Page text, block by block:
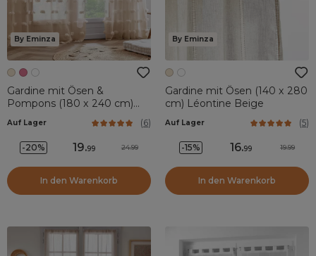
By Eminza
Gardine mit Ösen &
Pompons (180 x 240 cm)
Auf Lager (6)
-20% 19.99 24.99
In den Warenkorb
By Eminza
Gardine mit Ösen (140 x 280
cm) Léontine Beige
Auf Lager (5)
-15% 16.99 19.99
In den Warenkorb